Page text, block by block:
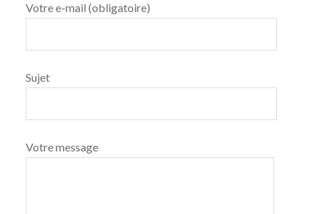
Votre e-mail (obligatoire)
Sujet
Votre message